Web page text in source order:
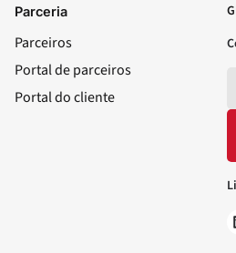
Parceria
Parceiros
Portal de parceiros
Portal do cliente